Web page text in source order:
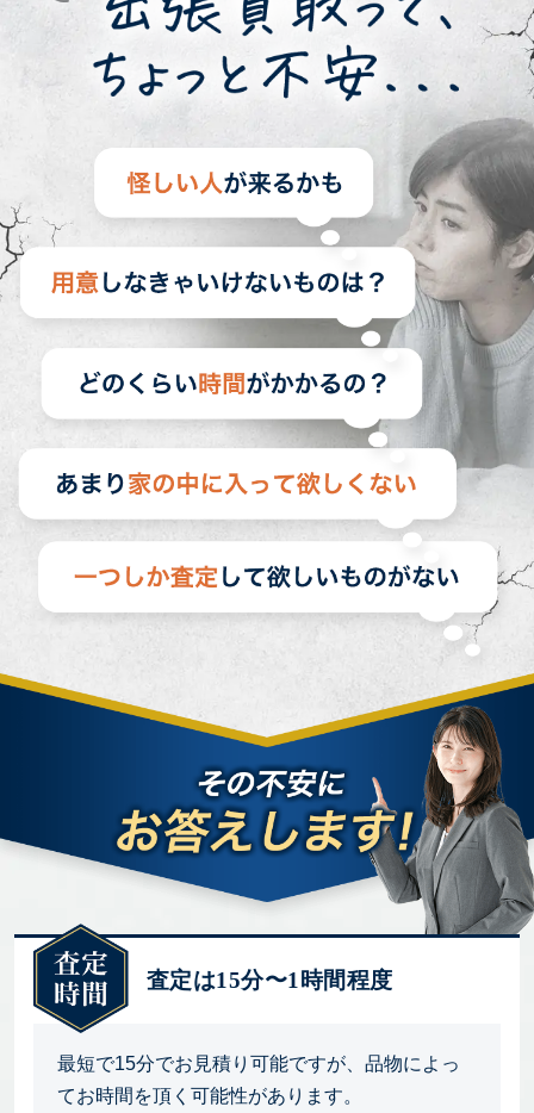
査定は15分〜1時間程度
最短で15分でお見積り可能ですが、品物によっ
てお時間を頂く可能性があります。